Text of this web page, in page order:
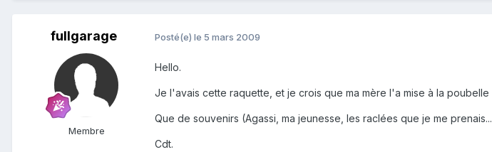
fullgarage
Membre
Posté(e) le 5 mars 2009
Hello.
Je l'avais cette raquette, et je crois que ma mère l'a mise à la poubelle
Que de souvenirs (Agassi, ma jeunesse, les raclées que je me
Cdt.